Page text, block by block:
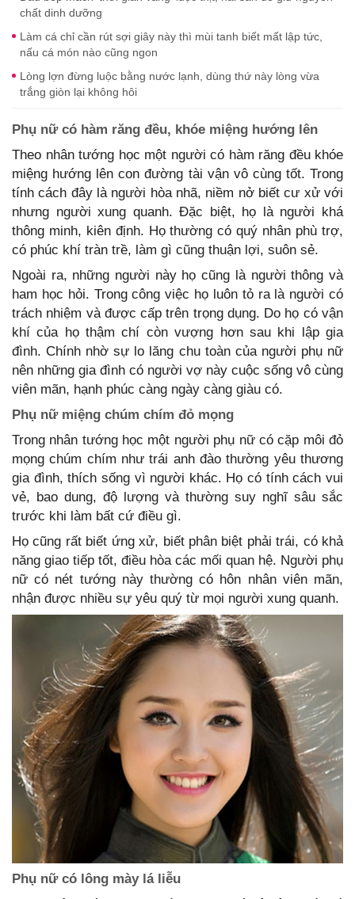
chất dinh dưỡng
Làm cá chỉ cần rút sợi giây này thì mùi tanh biết mất lập tức,
nấu cá món nào cũng ngon
Lòng lợn đừng luộc bằng nước lạnh, dùng thứ này lòng vừa
trắng giòn lại không hôi
Phụ nữ có hàm răng đều, khóe miệng hướng lên
Theo nhân tướng học một người có hàm răng đều khóe
miệng hướng lên con đường tài vận vô cùng tốt. Trong
tính cách đây là người hòa nhã, niềm nở biết cư xử với
nhưng người xung quanh. Đặc biệt, họ là người khá
thông minh, kiên định. Họ thường có quý nhân phù trợ,
có phúc khí tràn trề, làm gì cũng thuận lợi, suôn sẻ.
Ngoài ra, những người này họ cũng là người thông và
ham học hỏi. Trong công việc họ luôn tỏ ra là người có
trách nhiệm và được cấp trên trọng dụng. Do họ có vận
khí của họ thậm chí còn vượng hơn sau khi lập gia
đình. Chính nhờ sự lo lăng chu toàn của người phụ nữ
nên những gia đình có người vợ này cuộc sống vô cùng
viên mãn, hạnh phúc càng ngày càng giàu có.
Phụ nữ miệng chúm chím đỏ mọng
Trong nhân tướng học một người phụ nữ có cặp môi đỏ
mọng chúm chím như trái anh đào thường yêu thương
gia đình, thích sống vì người khác. Họ có tính cách vui
vẻ, bao dung, độ lượng và thường suy nghĩ sâu sắc
trước khi làm bất cứ điều gì.
Họ cũng rất biết ứng xử, biết phân biệt phải trái, có khả
năng giao tiếp tốt, điều hòa các mối quan hệ. Người phụ
nữ có nét tướng này thường có hôn nhân viên mãn,
nhận được nhiều sự yêu quý từ mọi người xung quanh.
Phụ nữ có lông mày lá liễu